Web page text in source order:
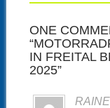
ONE
IN FREITAL
2025”